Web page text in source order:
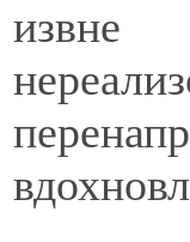
извне